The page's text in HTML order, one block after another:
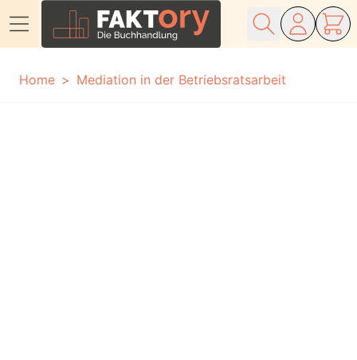
Home
Mediation in der Betriebsratsarbeit